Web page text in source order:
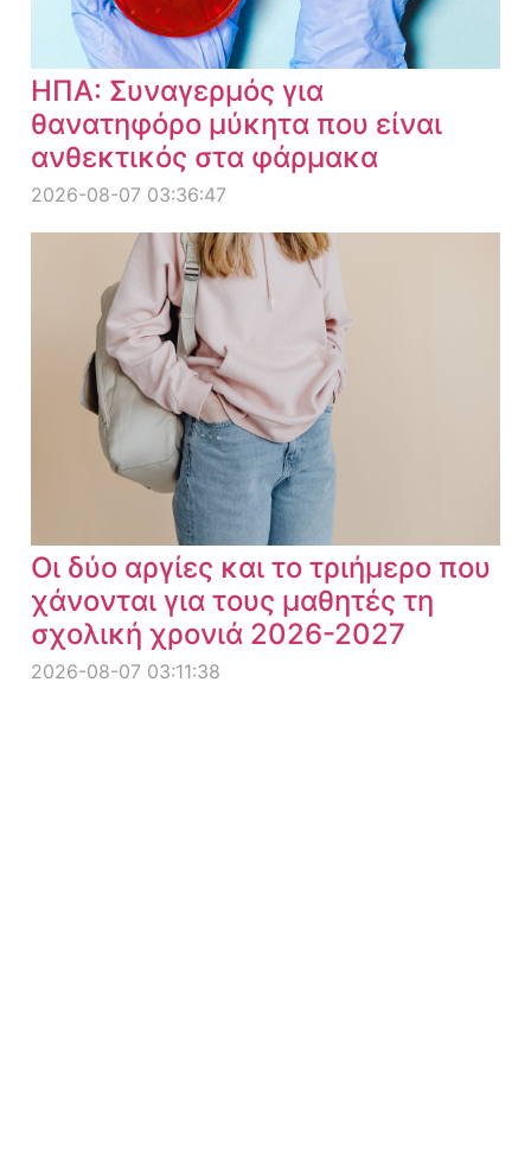
ΗΠΑ: Συναγερμός για
θανατηφόρο μύκητα που είναι
ανθεκτικός στα φάρμακα
2026-08-07 03:36:47
Οι δύο αργίες και το τριήμερο που
χάνονται για τους μαθητές τη
σχολική χρονιά 2026-2027
2026-08-07 03:11:38